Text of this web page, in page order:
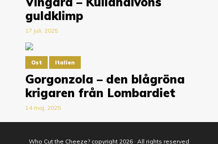
guldklimp
17 juli, 2025
Ost Italien
Gorgonzola – den blågröna
krigaren från Lombardiet
14 maj, 2025
Who Cut the Cheeze? copyright 2026 · All rights reserved